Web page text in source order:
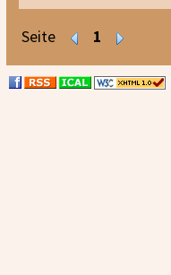
Seite 1